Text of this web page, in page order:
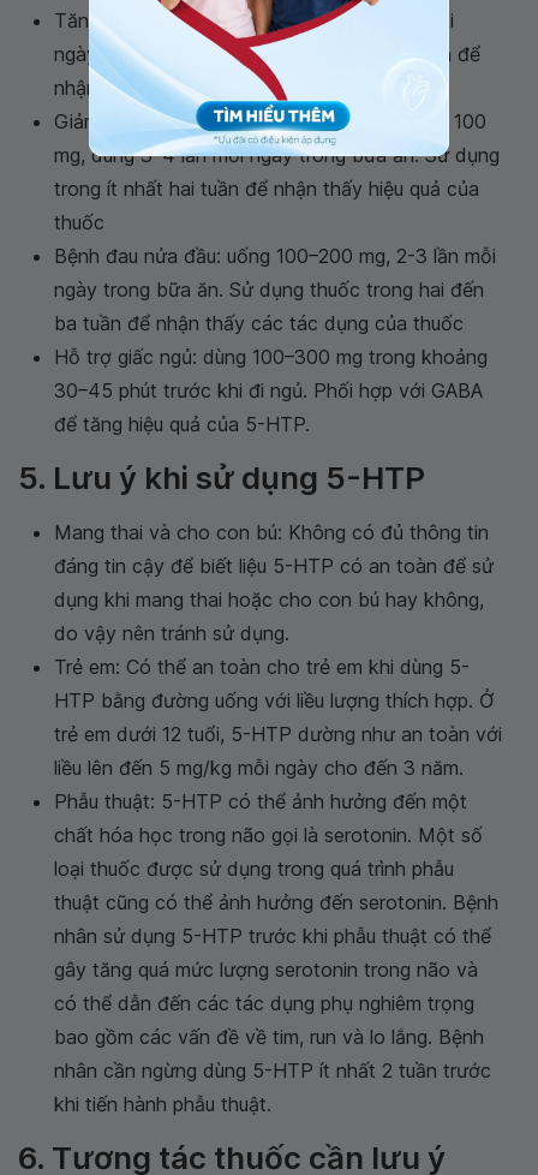
Tăng cường tâm trạng: 50–100 mg, 3 lần mỗi
ngày trong bữa ăn. Sử dụng ít nhất một tuần để
nhận thấy hiệu quả của thuốc
Giảm triệu chứng trong bệnh đau cơ xơ hóa: 100
mg, dùng 3–4 lần mỗi ngày trong bữa ăn. Sử dụng
trong ít nhất hai tuần để nhận thấy hiệu quả của
thuốc
Bệnh đau nửa đầu: uống 100–200 mg, 2-3 lần mỗi
ngày trong bữa ăn. Sử dụng thuốc trong hai đến
ba tuần để nhận thấy các tác dụng của thuốc
Hỗ trợ giấc ngủ: dùng 100–300 mg trong khoảng
30–45 phút trước khi đi ngủ. Phối hợp với GABA
để tăng hiệu quả của 5-HTP.
5. Lưu ý khi sử dụng 5-HTP
Mang thai và cho con bú: Không có đủ thông tin
đáng tin cậy để biết liệu 5-HTP có an toàn để sử
dụng khi mang thai hoặc cho con bú hay không,
do vậy nên tránh sử dụng.
Trẻ em: Có thể an toàn cho trẻ em khi dùng 5-
HTP bằng đường uống với liều lượng thích hợp. Ở
trẻ em dưới 12 tuổi, 5-HTP dường như an toàn với
liều lên đến 5 mg/kg mỗi ngày cho đến 3 năm.
Phẫu thuật: 5-HTP có thể ảnh hưởng đến một
chất hóa học trong não gọi là serotonin. Một số
loại thuốc được sử dụng trong quá trình phẫu
thuật cũng có thể ảnh hưởng đến serotonin. Bệnh
nhân sử dụng 5-HTP trước khi phẫu thuật có thể
gây tăng quá mức lượng serotonin trong não và
có thể dẫn đến các tác dụng phụ nghiêm trọng
bao gồm các vấn đề về tim, run và lo lắng. Bệnh
nhân cần ngừng dùng 5-HTP ít nhất 2 tuần trước
khi tiến hành phẫu thuật.
6. Tương tác thuốc cần lưu ý